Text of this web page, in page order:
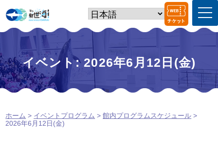
t
o
g
l
a
v
i
イベント: 2026年6月12日(金)
ホーム > イベントプログラム >館内プログラムスケジュール >
2026年6月12日(金)